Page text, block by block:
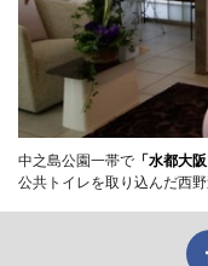
中之島公園一帯で 「水都大
公共トイレを取り込んだ西